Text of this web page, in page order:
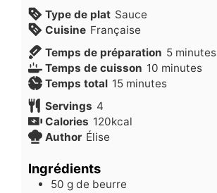
Type de plat Sauce
Cuisine Française
Temps de préparation 5minutes
minutes
Temps de cuisson 10minutes
minutes
Temps total 15minutes
minutes
Servings 4
Calories 120kcal
Author Élise
Ingrédients
50 g de beurre